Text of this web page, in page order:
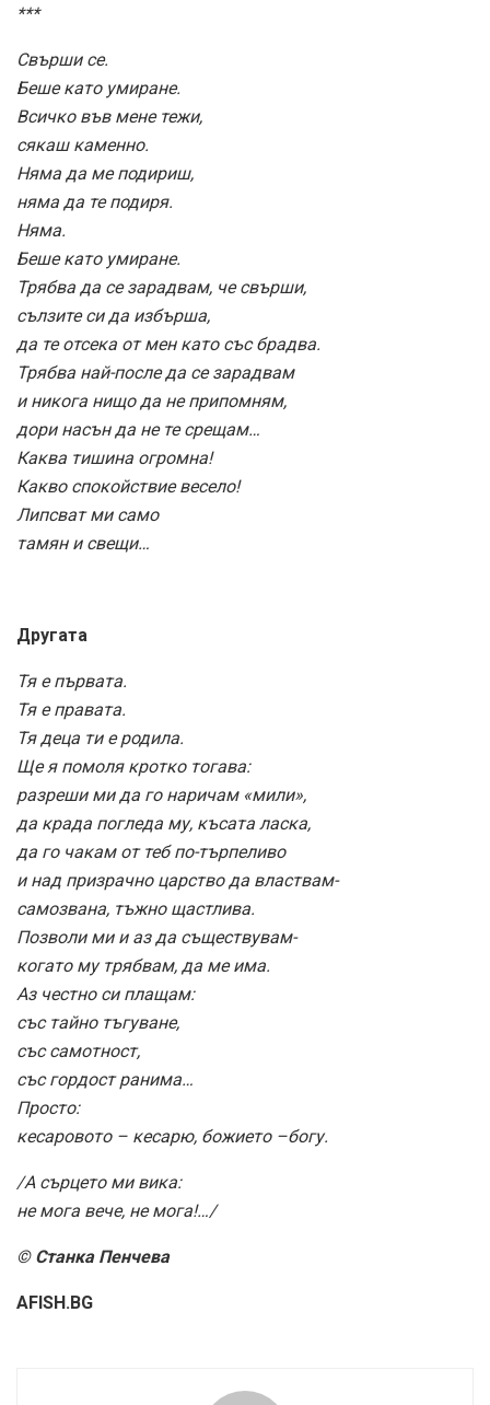
***
Свърши се.
Беше като умиране.
Всичко във мене тежи,
сякаш каменно.
Няма да ме подириш,
няма да те подиря.
Няма.
Беше като умиране.
Трябва да се зарадвам, че свърши,
сълзите си да избърша,
да те отсека от мен като със брадва.
Трябва най-после да се зарадвам
и никога нищо да не припомням,
дори насън да не те срещам…
Каква тишина огромна!
Какво спокойствие весело!
Липсват ми само
тамян и свещи…
Другата
Тя е първата.
Тя е правата.
Тя деца ти е родила.
Ще я помоля кротко тогава:
разреши ми да го наричам «мили»,
да крада погледа му, късата ласка,
да го чакам от теб по-търпеливо
и над призрачно царство да властвам-
самозвана, тъжно щастлива.
Позволи ми и аз да съществувам-
когато му трябвам, да ме има.
Аз честно си плащам:
със тайно тъгуване,
със самотност,
със гордост ранима…
Просто:
кесаровото – кесарю, божието –богу.
/А сърцето ми вика:
не мога вече, не мога!…/
© Станка Пенчева
AFISH.BG